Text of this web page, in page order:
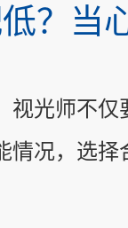
？当
光师不仅
情况，选择